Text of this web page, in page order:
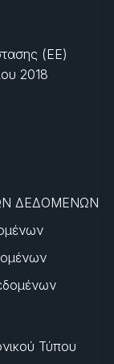
(ΕΕ)
2018
ΔΕΔΟΜΕΝΩΝ
Τύπου